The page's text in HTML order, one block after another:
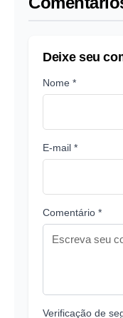
Deixe seu
Nome *
E-mail *
Comentário *
Verificação de